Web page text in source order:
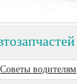
Советы водителям